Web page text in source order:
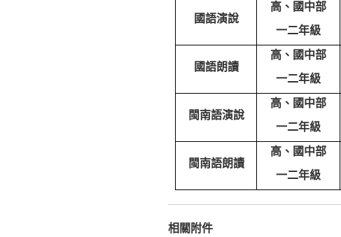
國語演說
高、國中部
一二年級
國語朗讀
高、國中部
一二年級
閩南語演說
高、國中部
一二年級
閩南語朗讀
高、國中部
一二年級
相關附件